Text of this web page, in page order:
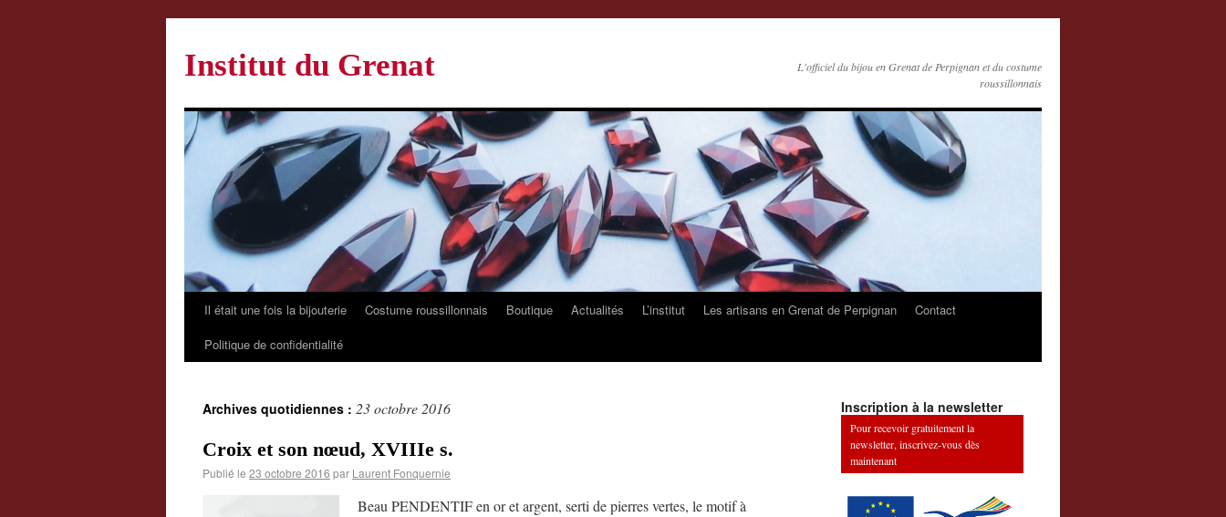
Institut du Grenat
L'officiel du bijou en Grenat de Perpignan et du costume
roussillonnais
Il était une fois la bijouterie Costume roussillonnais Boutique Actualités L’institut Les artisans en Grenat de Perpignan
Contact
Politique de confidentialité
Archives quotidiennes : 23 octobre 2016
Croix et son nœud, XVIIIe s.
Publié le 23 octobre 2016 par Laurent Fonquernie
Beau PENDENTIF en or et argent, serti de pierres vertes, le motif à
Inscription à la newsletter
Pour recevoir gratuitement la
newsletter, inscrivez-vous dès
maintenant